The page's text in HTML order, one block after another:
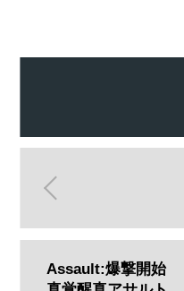
Assault:爆撃開始